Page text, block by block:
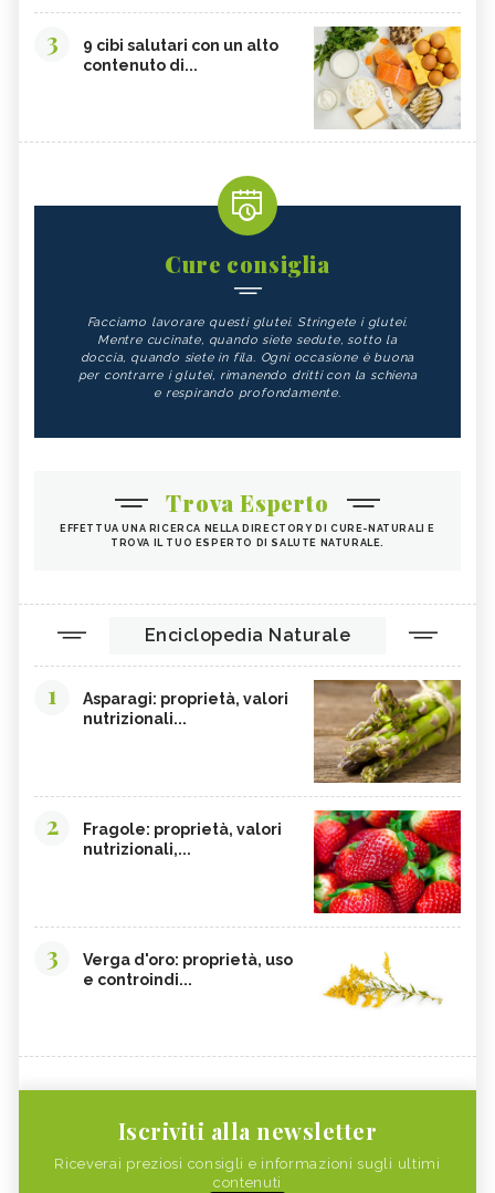
3
9 cibi salutari con un alto
contenuto di...
Cure consiglia
Facciamo lavorare questi glutei. Stringete i glutei.
Mentre cucinate, quando siete sedute, sotto la
doccia, quando siete in fila. Ogni occasione è buona
per contrarre i glutei, rimanendo dritti con la schiena
e respirando profondamente.
Trova Esperto
EFFETTUA UNA RICERCA NELLA DIRECTORY DI CURE-NATURALI E
TROVA IL TUO ESPERTO DI SALUTE NATURALE.
Enciclopedia Naturale
1
Asparagi: proprietà, valori
nutrizionali...
2
Fragole: proprietà, valori
nutrizionali,...
3
Verga d'oro: proprietà, uso
e controindi...
Iscriviti alla newsletter
Riceverai preziosi consigli e informazioni sugli ultimi
contenuti